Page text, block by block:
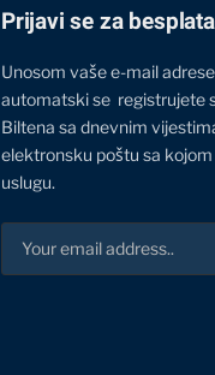
Prijavi se za
Unosom vaše e-mail
automatski se registrujete
Biltena sa dnevnim
elektronsku poštu sa
uslugu.